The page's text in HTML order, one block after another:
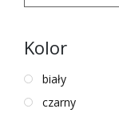
Keyword
Product
Kolor
biały
czarny